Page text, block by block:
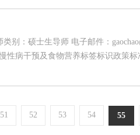
别：硕士生导师 电子邮件：
性病干预及食物营养标签标识政策
51 52 53 54 55